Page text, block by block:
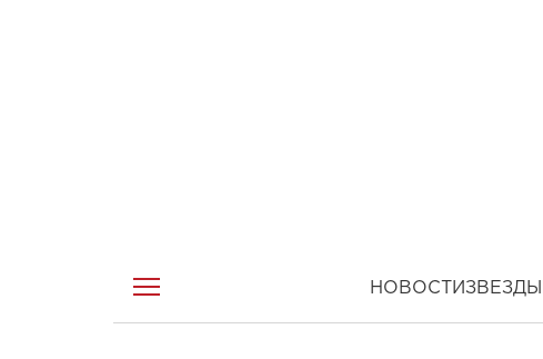
НОВОСТИ ЗВЕЗДЫ